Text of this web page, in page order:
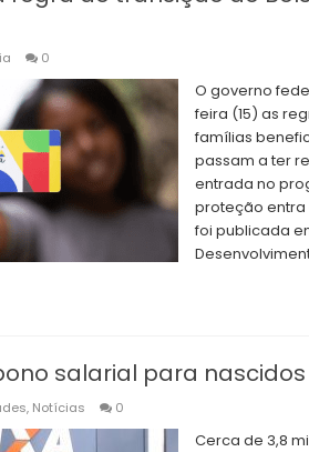
0
O governo
feira (15) as
famílias
passam a ter
entrada no
proteção entra
foi publicada
salarial para
, Notícias 0
Cerca de 3,8